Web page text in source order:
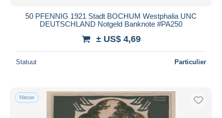
50 PFENNIG 1921 Stadt BOCHUM Westphalia UNC
DEUTSCHLAND Notgeld Banknote #PA250
± US$ 4,69
Statuut Particulier
Nieuw